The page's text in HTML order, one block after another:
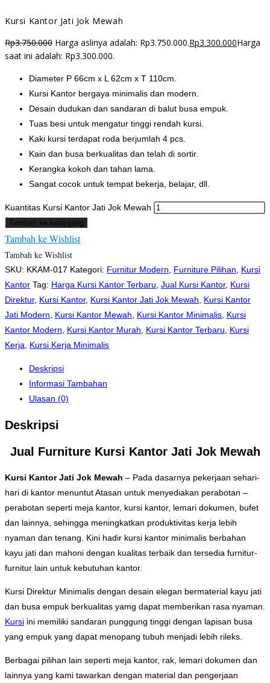
Kursi Kantor Jati Jok Mewah
Rp3.750.000 Harga aslinya adalah: Rp3.750.000.Rp3.300.000Harga
saat ini adalah: Rp3.300.000.
Diameter P 66cm x L 62cm x T 110cm.
Kursi Kantor bergaya minimalis dan modern.
Desain dudukan dan sandaran di balut busa empuk.
Tuas besi untuk mengatur tinggi rendah kursi.
Kaki kursi terdapat roda berjumlah 4 pcs.
Kain dan busa berkualitas dan telah di sortir.
Kerangka kokoh dan tahan lama.
Sangat cocok untuk tempat bekerja, belajar, dll.
Kuantitas Kursi Kantor Jati Jok Mewah
Tambah ke keranjang
Tambah ke Wishlist
Tambah ke Wishlist
SKU: KKAM-017 Kategori: Furnitur Modern Furniture Pilihan
Kursi
Kantor Tag: Harga Kursi Kantor Terbaru Jual Kursi Kantor, Kursi
Direktur, Kursi Kantor, Kursi Kantor Jati Jok Mewah
Kursi Kantor
Jati Modern
Kursi Kantor Mewah Kursi Kantor Minimalis Kursi
Kantor Modern
Kursi Kantor Murah Kursi Kantor Terbaru
Kursi
Kerja
Kursi Kerja Minimalis
Deskripsi
Informasi Tambahan
Ulasan (0)
Deskripsi
Jual Furniture Kursi Kantor Jati Jok Mewah
Kursi Kantor Jati Jok Mewah – Pada dasarnya pekerjaan sehari-
hari di kantor menuntut Atasan untuk menyediakan perabotan –
perabotan seperti meja kantor, kursi kantor, lemari dokumen, bufet
dan lainnya, sehingga meningkatkan produktivitas kerja lebih
nyaman dan tenang. Kini hadir kursi kantor minimalis berbahan
kayu jati dan mahoni dengan kualitas terbaik dan tersedia furnitur-
furnitur lain untuk kebutuhan kantor.
Kursi Direktur Minimalis dengan desain elegan bermaterial kayu jati
dan busa empuk berkualitas yamg dapat memberikan rasa nyaman.
Kursi ini memiliki sandaran punggung tinggi dengan lapisan busa
yang empuk yang dapat menopang tubuh menjadi lebih rileks.
Berbagai pilihan lain seperti meja kantor, rak, lemari dokumen dan
lainnya yang kami tawarkan dengan material dan pengerjaan